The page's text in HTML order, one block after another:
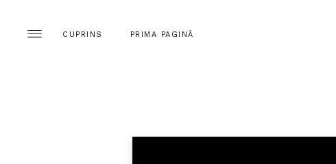
CUPRINS PRIMA PAGINĂ